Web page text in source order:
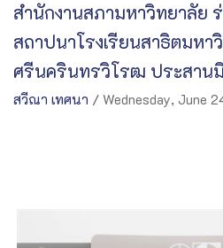
สำนักงานสภามหาวิทยาลัย
สถาปนาโรงเรียนสาธิตมหา
ศรีนครินทรวิโรฒ ประสาน
สวีณา เทศนา / Wednesday, June